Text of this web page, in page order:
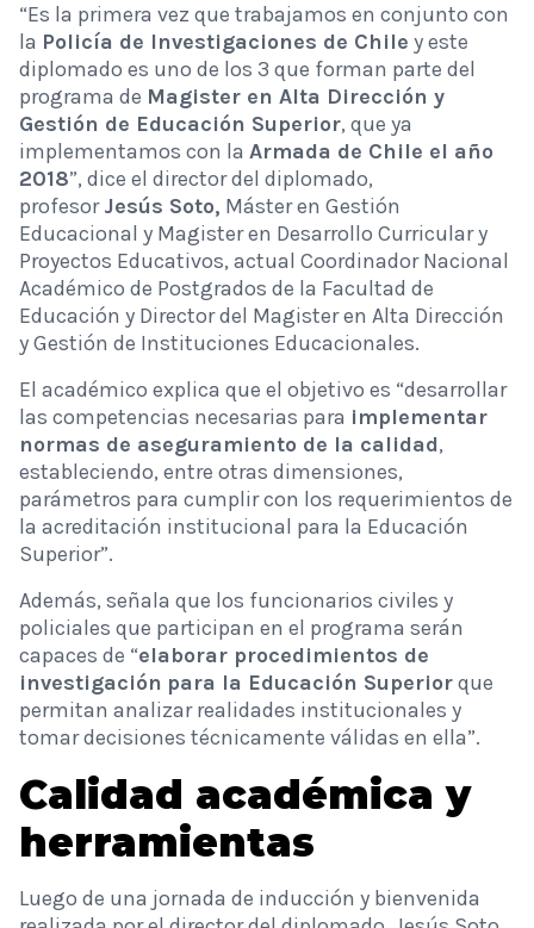
“Es la primera vez que trabajamos en conjunto con
la Policía de Investigaciones de Chile y este
diplomado es uno de los 3 que forman parte del
programa de Magister en Alta Dirección y
Gestión de Educación Superior, que ya
implementamos con la Armada de Chile el año
2018”, dice el director del diplomado,
profesorJesús Soto, Máster en Gestión
Educacional y Magister en Desarrollo Curricular y
Proyectos Educativos, actual Coordinador Nacional
Académico de Postgrados de la Facultad de
Educación y Director del Magister en Alta Dirección
y Gestión de Instituciones Educacionales.
El académico explica que el objetivo es “desarrollar
las competencias necesarias para implementar
normas de aseguramiento de la calidad,
estableciendo, entre otras dimensiones,
parámetros para cumplir con los requerimientos de
la acreditación institucional para la Educación
Superior”.
Además, señala que los funcionarios civiles y
policiales que participan en el programa serán
capaces de “elaborar procedimientos de
investigación para la Educación Superiorque
permitan analizar realidades institucionales y
tomar decisiones técnicamente válidas en ella”.
Calidad académica y
herramientas
Luego de una jornada de inducción y bienvenida